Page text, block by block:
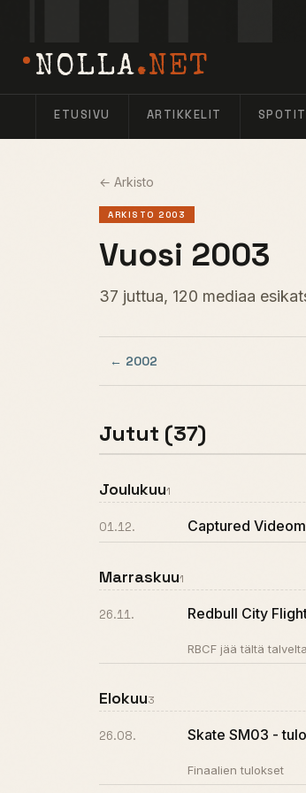
NOLLA.NET
ETUSIVU ARTIKKELIT SPOTIT
← Arkisto
ARKISTO 2003
Vuosi 2003
37 juttua, 120 mediaa
← 2002
Jutut (37)
Joulukuu1
01.12. Captured
Marraskuu1
26.11. Redbull City
RBCF jää tältä
Elokuu3
26.08. Skate SM03 -
Finaalien tulokset